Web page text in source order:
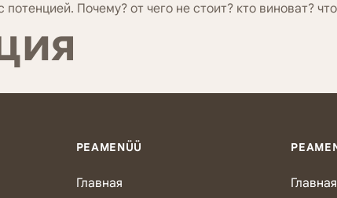
Почему? от чего не стоит? кто виноват?
PEAMENÜÜ
Главная
Главная